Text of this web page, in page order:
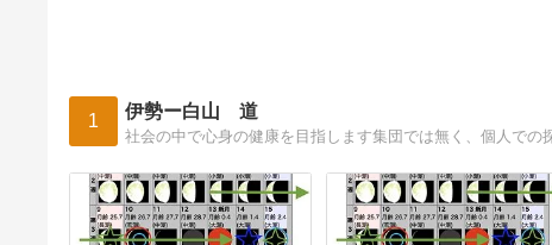
1 伊勢ー白山 道
社会の中で心身の健康を目指します集団では無く、個人での